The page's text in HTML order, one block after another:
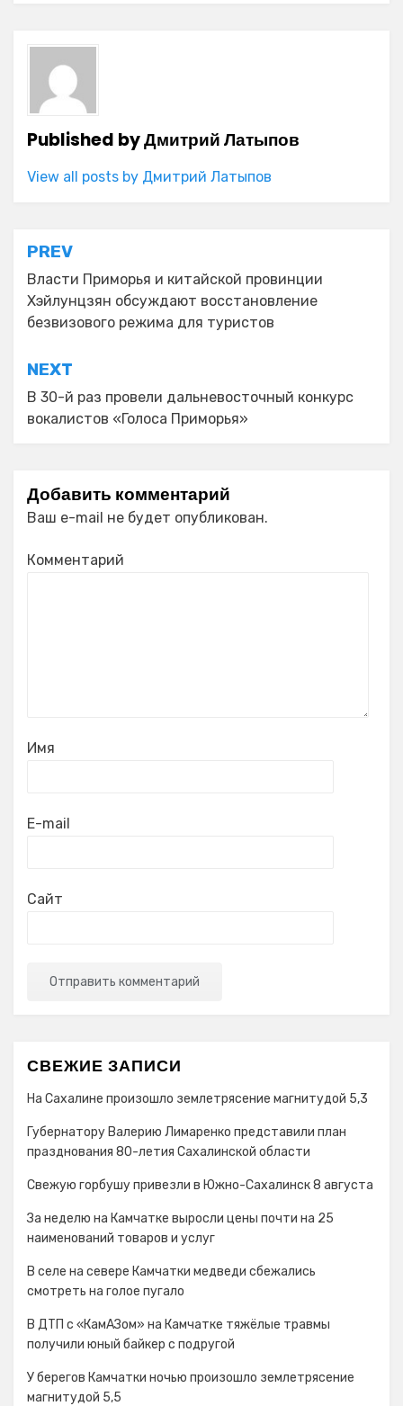
Published byДмитрий Латыпов
View all posts by Дмитрий Латыпов
Навигация
по
записям
PREV
Власти Приморья и китайской провинции
Хэйлунцзян обсуждают восстановление
безвизового режима для туристов
NEXT
В 30-й раз провели дальневосточный конкурс
вокалистов «Голоса Приморья»
Добавить комментарий
Ваш e-mail не будет опубликован.
Комментарий
Имя
E-mail
Сайт
СВЕЖИЕ ЗАПИСИ
На Сахалине произошло землетрясение магнитудой 5,3
Губернатору Валерию Лимаренко представили план
празднования 80-летия Сахалинской области
Свежую горбушу привезли в Южно-Сахалинск 8 августа
За неделю на Камчатке выросли цены почти на 25
наименований товаров и услуг
В селе на севере Камчатки медведи сбежались
смотреть на голое пугало
В ДТП с «КамАЗом» на Камчатке тяжёлые травмы
получили юный байкер с подругой
У берегов Камчатки ночью произошло землетрясение
магнитудой 5,5